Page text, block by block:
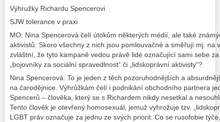
Výhružky Richardu Spencerovi
SJW tolerance v praxi
MO: Nina Spencerová čelí útokům některých médií, ale také
aktivistů. Skoro všechny z nich jsou pomlouvačné a směřují mj. na
zvláštní, že tyto kampaně vedou právě lidé označující sami sebe
„bojovníky za sociální spravedlnost“ či „lidskoprávní aktivisty“?
Nina Spencerová: To je jeden z těch pozoruhodnějších a
na čarodějnice. Výhrůžkám čelí i podnikání obchodního partnera
Spencerů – člověka, který se s Richardem nikdy nesetkal a
Tento člověk je otevřený homosexuál, jemuž vyhrožuje tzv.
LGBT práv označuje za jednu ze svých priorit. Co se rusofobie